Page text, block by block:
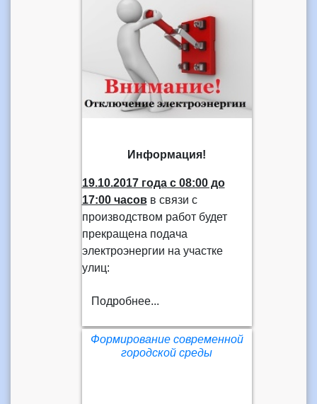
Информация!
19.10.2017 годас 08:00 до
17:00 часовв связи с
производством работ будет
прекращена подача
электроэнергии на участке
улиц:
Подробнее...
Формирование современной
городской среды